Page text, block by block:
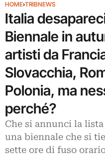
HOME›TRIBNEWS
Italia
Biennale in
artisti da
Slovacchia,
Polonia, ma
perché?
Che si annunci la
una biennale che si
sette ore di fuso